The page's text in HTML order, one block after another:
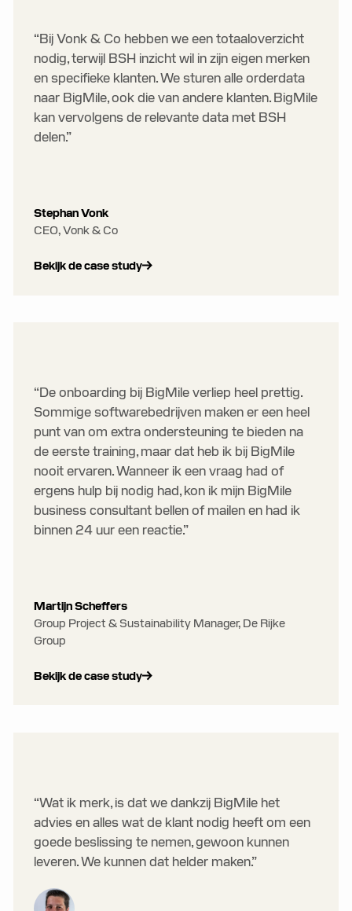
“Bij Vonk & Co hebben we een totaaloverzicht
nodig, terwijl BSH inzicht wil in zijn eigen merken
en specifieke klanten. We sturen alle orderdata
naar BigMile, ook die van andere klanten. BigMile
kan vervolgens de relevante data met BSH
delen.”
Stephan Vonk
CEO, Vonk & Co
Bekijk de case study
“De onboarding bij BigMile verliep heel prettig.
Sommige softwarebedrijven maken er een heel
punt van om extra ondersteuning te bieden na
de eerste training, maar dat heb ik bij BigMile
nooit ervaren. Wanneer ik een vraag had of
ergens hulp bij nodig had, kon ik mijn BigMile
business consultant bellen of mailen en had ik
binnen 24 uur een reactie.”
Martijn Scheffers
Group Project & Sustainability Manager, De Rijke
Group
Bekijk de case study
“Wat ik merk, is dat we dankzij BigMile het
advies en alles wat de klant nodig heeft om een
goede beslissing te nemen, gewoon kunnen
leveren. We kunnen dat helder maken.”